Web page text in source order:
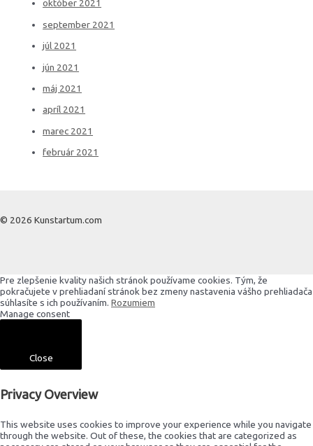
október 2021
september 2021
júl 2021
jún 2021
máj 2021
apríl 2021
marec 2021
február 2021
© 2026 Kunstartum.com
Pre zlepšenie kvality našich stránok používame cookies. Tým, že
pokračujete v prehliadaní stránok bez zmeny nastavenia vášho prehliadača
súhlasíte s ich používaním. Rozumiem
Manage consent
Close
Privacy Overview
This website uses cookies to improve your experience while you navigate
through the website. Out of these, the cookies that are categorized as